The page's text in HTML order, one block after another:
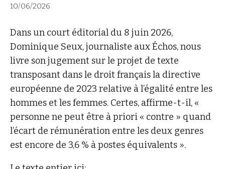
10/06/2026
Dans un court éditorial du 8 juin 2026,
Dominique Seux, journaliste aux Échos, nous
livre son jugement sur le projet de texte
transposant dans le droit français la directive
européenne de 2023 relative à l’égalité entre les
hommes et les femmes. Certes, affirme-t-il, «
personne ne peut être à priori « contre » quand
l’écart de rémunération entre les deux genres
est encore de 3,6 % à postes équivalents ».